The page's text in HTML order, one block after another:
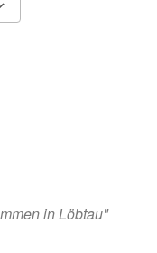
in Löbtau"